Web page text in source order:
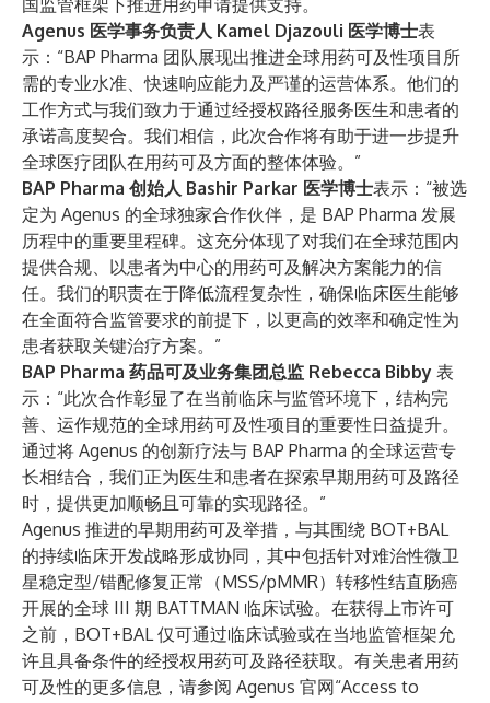
国监管框架下推进用药申请提供支持。
Agenus 医学事务负责人 Kamel Djazouli 医学博士表
示：“BAP Pharma 团队展现出推进全球用药可及性项目所
需的专业水准、快速响应能力及严谨的运营体系。他们的
工作方式与我们致力于通过经授权路径服务医生和患者的
承诺高度契合。我们相信，此次合作将有助于进一步提升
全球医疗团队在用药可及方面的整体体验。”
BAP Pharma 创始人 Bashir Parkar 医学博士表示：“被选
定为 Agenus 的全球独家合作伙伴，是 BAP Pharma 发展
历程中的重要里程碑。这充分体现了对我们在全球范围内
提供合规、以患者为中心的用药可及解决方案能力的信
任。我们的职责在于降低流程复杂性，确保临床医生能够
在全面符合监管要求的前提下，以更高的效率和确定性为
患者获取关键治疗方案。”
BAP Pharma 药品可及业务集团总监 Rebecca Bibby 表
示：“此次合作彰显了在当前临床与监管环境下，结构完
善、运作规范的全球用药可及性项目的重要性日益提升。
通过将 Agenus 的创新疗法与 BAP Pharma 的全球运营专
长相结合，我们正为医生和患者在探索早期用药可及路径
时，提供更加顺畅且可靠的实现路径。”
Agenus 推进的早期用药可及举措，与其围绕 BOT+BAL
的持续临床开发战略形成协同，其中包括针对难治性微卫
星稳定型/错配修复正常（MSS/pMMR）转移性结直肠癌
开展的全球 III 期 BATTMAN 临床试验。在获得上市许可
之前，BOT+BAL 仅可通过临床试验或在当地监管框架允
许且具备条件的经授权用药可及路径获取。有关患者用药
可及性的更多信息，请参阅 Agenus 官网“Access to